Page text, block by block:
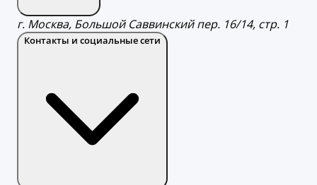
г. Москва, Большой Саввинский пер. 16/14, стр. 1
Контакты и социальные сети